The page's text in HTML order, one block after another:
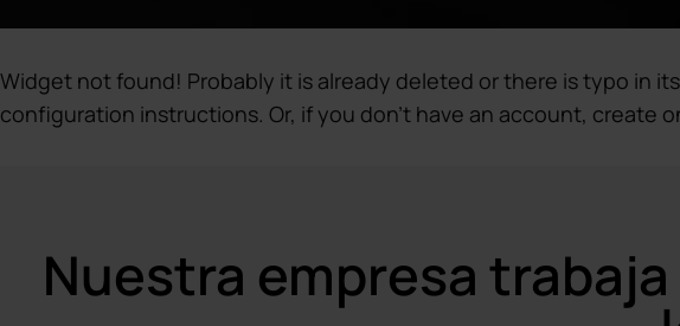
Widget not found! Probably it is already deleted or there is typo in
configuration instructions. Or, if you don't have an account, create
Nuestra empresa